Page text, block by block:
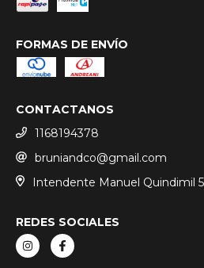
FORMAS DE ENVÍO
CONTACTANOS
1168194378
bruniandco@gmail.com
Intendente Manuel Quindimil
REDES SOCIALES